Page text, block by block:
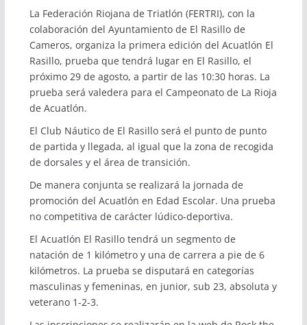
La Federación Riojana de Triatlón (FERTRI), con la
colaboración del Ayuntamiento de El Rasillo de
Cameros, organiza la primera edición del Acuatlón El
Rasillo, prueba que tendrá lugar en El Rasillo, el
próximo 29 de agosto, a partir de las 10:30 horas. La
prueba será valedera para el Campeonato de La Rioja
de Acuatlón.
El Club Náutico de El Rasillo será el punto de punto
de partida y llegada, al igual que la zona de recogida
de dorsales y el área de transición.
De manera conjunta se realizará la jornada de
promoción del Acuatlón en Edad Escolar. Una prueba
no competitiva de carácter lúdico-deportiva.
El Acuatlón El Rasillo tendrá un segmento de
natación de 1 kilómetro y una de carrera a pie de 6
kilómetros. La prueba se disputará en categorías
masculinas y femeninas, en junior, sub 23, absoluta y
veterano 1-2-3.